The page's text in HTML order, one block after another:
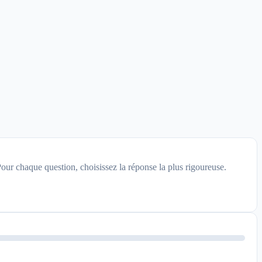
chaque question, choisissez la réponse la plus rigoureuse.